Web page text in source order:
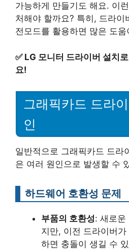
가능하게 만들기도 해요. 이
처해야 할까요? 특히, 드라이
전모드를 활용하면 많은 도
✅ LG 모니터 드라이버 설치
요!
그래픽카드 드라
인
일반적으로 그래픽카드 드라
은 여러 원인으로 발생할 수
하드웨어 호환성 문제
부품의 호환성: 새로운
지만, 이전 드라이버
하면 충돌이 생길 수